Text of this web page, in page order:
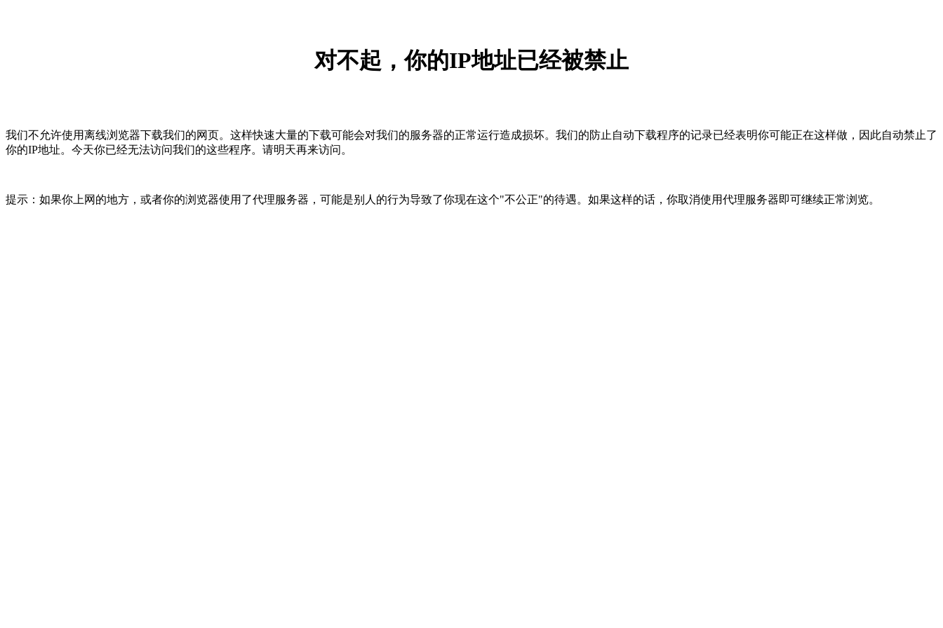
对不起，你的IP地址已经被禁止
我们不允许使用离线浏览器下载我们的网页。这样快速大量的下载可能会对我们的服务器的正常运行造成损坏。我们的防止自动下载程序的记录已经表明你可能正在这样做，因此自动禁止了
你的IP地址。今天你已经无法访问我们的这些程序。请明天再来访问。
提示：如果你上网的地方，或者你的浏览器使用了代理服务器，可能是别人的行为导致了你现在这个"不公正"的待遇。如果这样的话，你取消使用代理服务器即可继续正常浏览。